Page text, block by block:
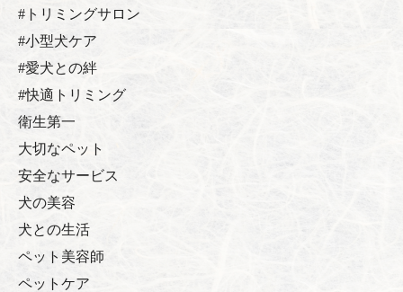
#トリミングサロン
#小型犬ケア
#愛犬との絆
#快適トリミング
衛生第一
大切なペット
安全なサービス
犬の美容
犬との生活
ペット美容師
ペットケア